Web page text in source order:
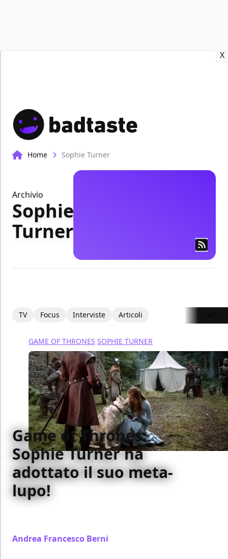
X
Home Sophie Turner
Archivio
Sophie
Turner
TV Focus Interviste Articoli
GAME OF THRONES SOPHIE TURNER
Game of Thrones:
Sophie Turner ha
adottato il suo meta-
lupo!
Andrea Francesco Berni